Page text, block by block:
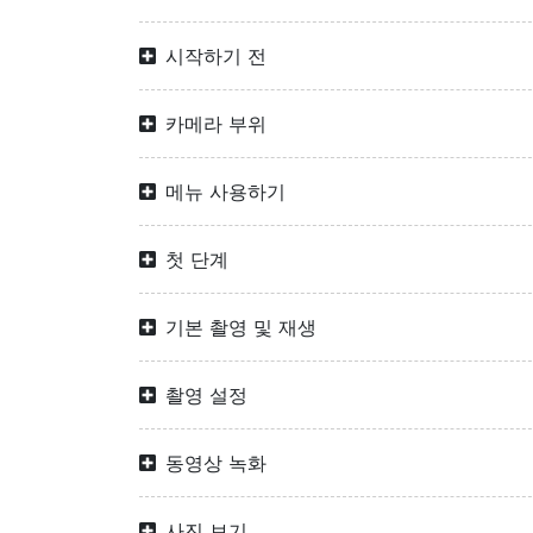
시작하기 전
카메라 부위
메뉴 사용하기
첫 단계
기본 촬영 및 재생
촬영 설정
동영상 녹화